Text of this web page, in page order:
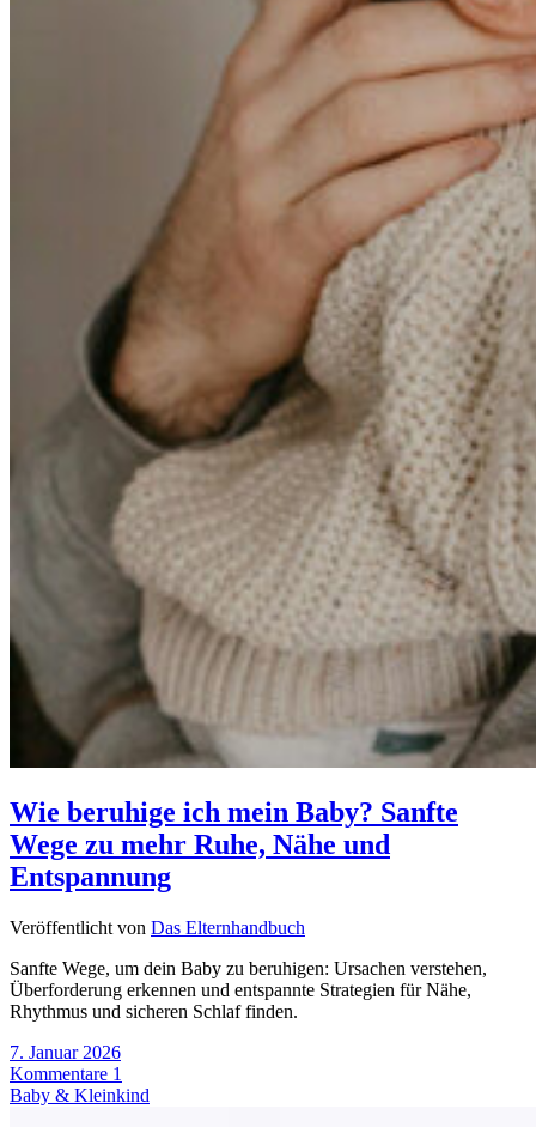
Wie beruhige ich mein Baby? Sanfte
Wege zu mehr Ruhe, Nähe und
Entspannung
Veröffentlicht von Das Elternhandbuch
Sanfte Wege, um dein Baby zu beruhigen: Ursachen verstehen,
Überforderung erkennen und entspannte Strategien für Nähe,
Rhythmus und sicheren Schlaf finden.
7. Januar 2026
Kommentare 1
Baby & Kleinkind